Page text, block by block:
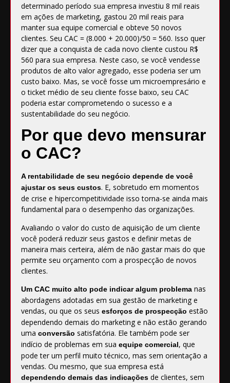
determinado período sua empresa investiu 8 mil reais
em ações de marketing, gastou 20 mil reais para
manter sua equipe comercial e obteve 50 novos
clientes. Seu CAC = (8.000 + 20.000)/50 = 560. Isso quer
dizer que a conquista de cada novo cliente custou R$
560 para sua empresa. Neste caso, se você vendesse
produtos de alto valor agregado, esse poderia ser um
custo baixo. Mas, se você fosse um microempresário e
o ticket médio de seu cliente fosse baixo, seu CAC
poderia estar comprometendo o sucesso e a
sustentabilidade do seu negócio.
Por que devo mensurar
o CAC?
A rentabilidade de seu negócio depende de você
ajustar os seus custos. E, sobretudo em momentos
de crise e hipercompetitividade isso torna-se ainda mais
fundamental para o desempenho das organizações.
Avaliando o valor do custo de aquisição de um cliente
você poderá reduzir seus gastos e definir metas de
maneira mais certeira, além de não gastar mais do que
permite seu orçamento com a prospecção de novos
clientes.
Um CAC muito alto pode indicar algum problema nas
abordagens adotadas em sua gestão de marketing e
vendas, ou que os seus esforços de prospecção estão
dependendo demais do marketing e não estão gerando
uma conversão satisfatória. Ele também pode ser
indício de problemas em sua equipe comercial, que
pode ter um perfil muito técnico, mas sem orientação a
vendas. Ou mesmo, que sua empresa está
dependendo demais das indicações de clientes, sem